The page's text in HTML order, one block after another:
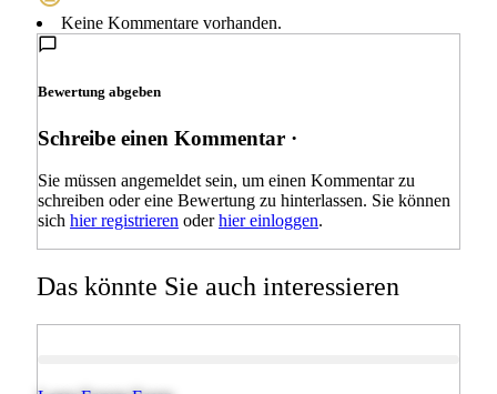
Keine Kommentare vorhanden.
Bewertung abgeben
Schreibe einen Kommentar ·
Sie müssen angemeldet sein, um einen Kommentar zu
schreiben oder eine Bewertung zu hinterlassen. Sie können
sich hier registrieren oderhier einloggen.
Das könnte Sie auch interessieren